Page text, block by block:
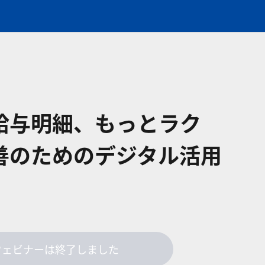
与明細、もっとラク
のためのデジタル活用
ェビナーは終了しました